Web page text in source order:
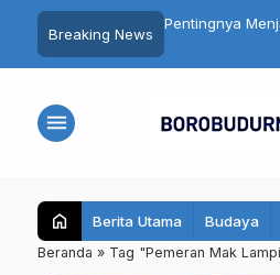
Breaking News
ke-81 RI
Pentingnya
dan Cara
menu
home Berita Utama Budaya
Beranda » Tag "Pemeran Mak